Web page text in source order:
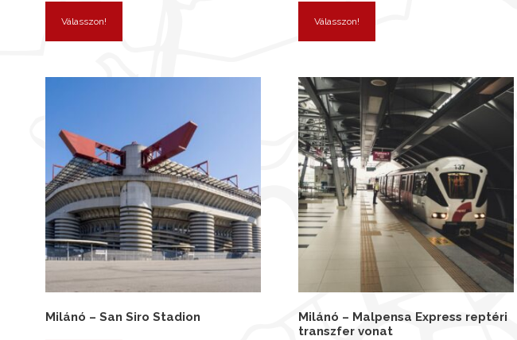
Válasszon! Válasszon!
Milánó – San Siro Stadion
Milánó – Malpensa Express reptéri
transzfer vonat